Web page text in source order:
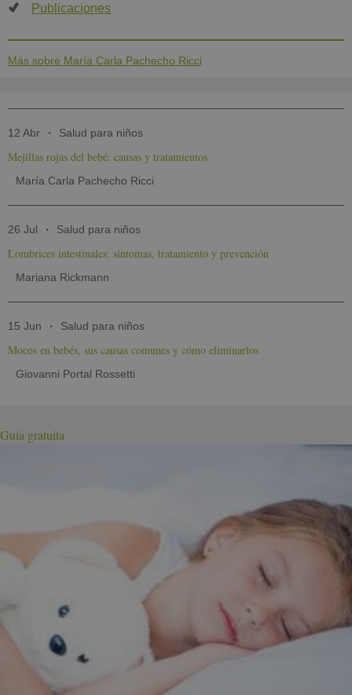
Publicaciones
Más sobre María Carla Pachecho Ricci
12 Abr Salud para niños
Mejillas rojas del bebé: causas y tratamientos
María Carla Pachecho Ricci
26 Jul Salud para niños
Lombrices intestinales: síntomas, tratamiento y prevención
Mariana Rickmann
15 Jun Salud para niños
Mocos en bebés, sus causas comunes y cómo eliminarlos
Giovanni Portal Rossetti
Guía gratuita